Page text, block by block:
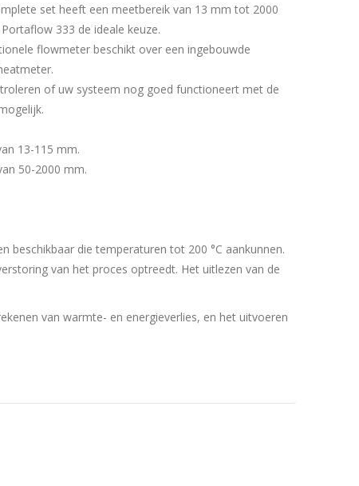
set heeft een meetbereik van 13 mm tot 2000
333 de ideale keuze.
flowmeter beschikt over een ingebouwde
of uw systeem nog goed functioneert met de
13-115 mm.
50-2000 mm.
die temperaturen tot 200 °C aankunnen.
van het proces optreedt. Het uitlezen van de
van warmte- en energieverlies, en het uitvoeren